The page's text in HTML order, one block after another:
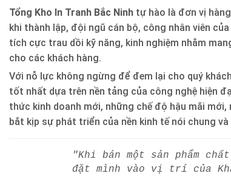
Tổng Kho In Tranh Bắc Ninh tự hào là đơn vị
khi thành lập, đội ngũ cán bộ, công nhân viên của
tích cực trau dồi kỹ năng, kinh nghiệm nhằm
cho các khách hàng.
Với nỗ lực không ngừng để đem lại cho quý
tốt nhất dựa trên nền tảng của công nghệ hiện
thức kinh doanh mới, những chế độ hậu mãi
bắt kịp sự phát triển của nền kinh tế nói chung
"Khi bán một sản phẩm
đặt mình vào vị trí của